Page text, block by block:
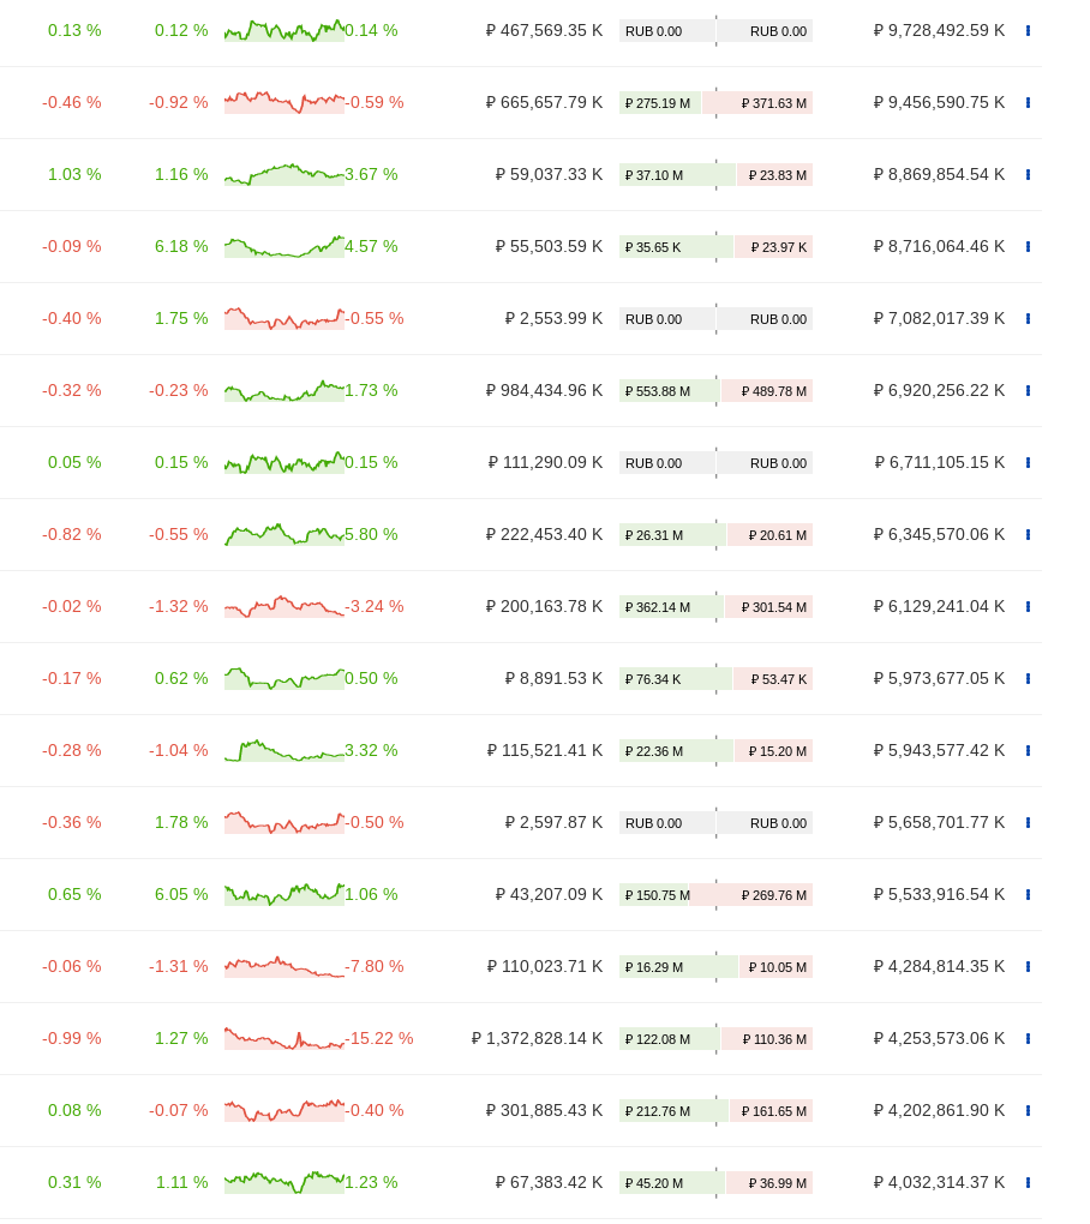
0.13 % 0.12 % 0.14 % ₽ 467,569.35 K ₽ 9,728,492.59 K
-0.46 % -0.92 % -0.59 % ₽ 665,657.79 K ₽ 9,456,590.75 K
1.03 % 1.16 % 3.67 % ₽ 59,037.33 K ₽ 8,869,854.54 K
-0.09 % 6.18 % 4.57 % ₽ 55,503.59 K ₽ 8,716,064.46 K
-0.40 % 1.75 % -0.55 % ₽ 2,553.99 K ₽ 7,082,017.39 K
-0.32 % -0.23 % 1.73 % ₽ 984,434.96 K ₽ 6,920,256.22 K
0.05 % 0.15 % 0.15 % ₽ 111,290.09 K ₽ 6,711,105.15 K
-0.82 % -0.55 % 5.80 % ₽ 222,453.40 K ₽ 6,345,570.06 K
-0.02 % -1.32 % -3.24 % ₽ 200,163.78 K ₽ 6,129,241.04 K
-0.17 % 0.62 % 0.50 % ₽ 8,891.53 K ₽ 5,973,677.05 K
-0.28 % -1.04 % 3.32 % ₽ 115,521.41 K ₽ 5,943,577.42 K
-0.36 % 1.78 % -0.50 % ₽ 2,597.87 K ₽ 5,658,701.77 K
0.65 % 6.05 % 1.06 % ₽ 43,207.09 K ₽ 5,533,916.54 K
-0.06 % -1.31 % -7.80 % ₽ 110,023.71 K ₽ 4,284,814.35 K
-0.99 % 1.27 % -15.22 % ₽ 1,372,828.14 K ₽ 4,253,573.06 K
0.08 % -0.07 % -0.40 % ₽ 301,885.43 K ₽ 4,202,861.90 K
0.31 % 1.11 % 1.23 % ₽ 67,383.42 K ₽ 4,032,314.37 K